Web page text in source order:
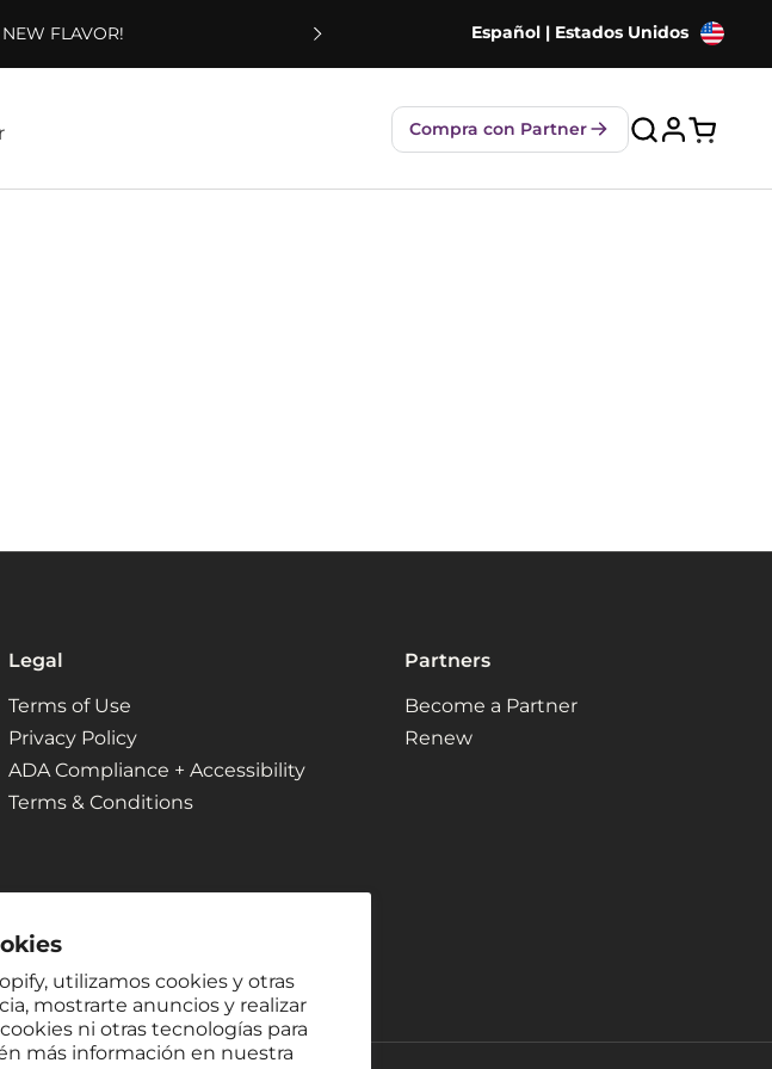
utilizamos cookies y otras
mostrarte anuncios y realizar
ni otras tecnologías para
más información en nuestra
FLAVOR! Envío gratuito
Español | Estados Unidos
Compra con Partner
Abrir
Legal
Terms of Use
Privacy Policy
ADA Compliance + Accessibility
Terms & Conditions
Partners
Become a Partner
Renew